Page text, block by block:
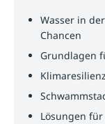
Wasser in
Chancen
Grundlagen
Lösungen